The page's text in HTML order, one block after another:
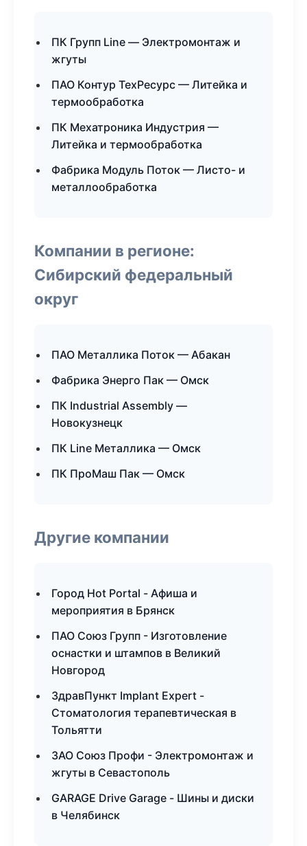
ПК Групп Line — Электромонтаж и
жгуты
ПАО Контур ТехРесурс — Литейка и
термообработка
ПК Мехатроника Индустрия —
Литейка и термообработка
Фабрика Модуль Поток — Листо- и
металлообработка
Компании в регионе:
Сибирский федеральный
округ
ПАО Металлика Поток — Абакан
Фабрика Энерго Пак — Омск
ПК Industrial Assembly —
Новокузнецк
ПК Line Металлика — Омск
ПК ПроМаш Пак — Омск
Другие компании
Город Hot Portal - Афиша и
мероприятия в Брянск
ПАО Союз Групп - Изготовление
оснастки и штампов в Великий
Новгород
ЗдравПункт Implant Expert -
Стоматология терапевтическая в
Тольятти
ЗАО Союз Профи - Электромонтаж и
жгуты в Севастополь
GARAGE Drive Garage - Шины и диски
в Челябинск